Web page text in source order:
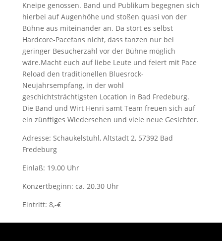
Kneipe genossen. Band und Publikum begegnen sich
hierbei auf Augenhöhe und stoßen quasi von der
Bühne aus miteinander an. Da stört es selbst
Hardcore-Pacefans nicht, dass tanzen nur bei
geringer Besucherzahl vor der Bühne möglich
wäre.Macht euch auf liebe Leute und feiert mit Pace
Reload den traditionellen Bluesrock-
Neujahrsempfang, in der wohl
geschichtsträchtigsten Location in Bad Fredeburg.
Die Band und Wirt Henri samt Team freuen sich auf
ein zünftiges Wiedersehen und viele neue Gesichter.
Adresse: Schaukelstuhl, Altstadt 2, 57392 Bad
Fredeburg
Einlaß: 19.00 Uhr
Konzertbeginn: ca. 20.30 Uhr
Eintritt: 8,-€